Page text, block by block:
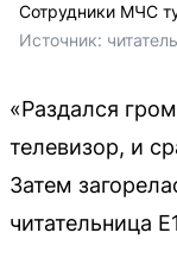
Сотрудники МЧС
Источник:
«Раздался
телевизор, и
Затем
читательница